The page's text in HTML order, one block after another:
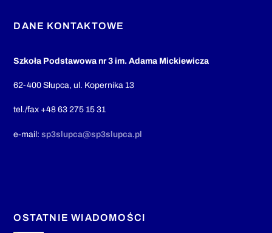
DANE KONTAKTOWE
Szkoła Podstawowa nr 3 im. Adama Mickiewicza
62-400 Słupca, ul. Kopernika 13
tel./fax +48 63 275 15 31
e-mail:sp3slupca@sp3slupca.pl
OSTATNIE WIADOMOŚCI